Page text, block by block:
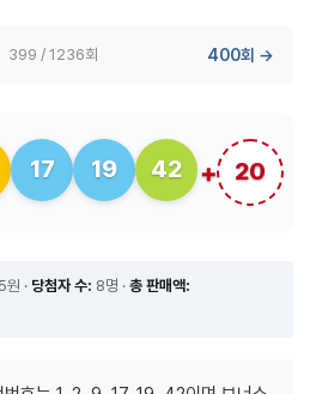
399 / 1236회 400회 →
17 19 42 20
· 당첨자 수: 8명 · 총 판매액: